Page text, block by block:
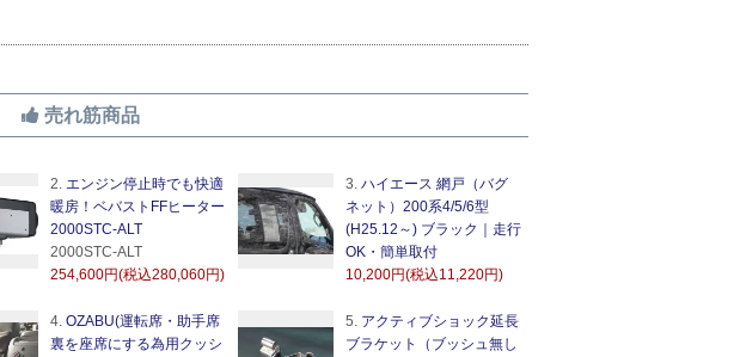
売れ筋商品
2.エンジン停止時でも快適
暖房！ベバストFFヒーター
2000STC-ALT
2000STC-ALT
254,600円(税込280,060円)
3. ハイエース 網戸（バグ
ネット）200系4/5/6型
(H25.12～) ブラック｜走行
OK・簡単取付
10,200円(税込11,220円)
4.OZABU(運転席・助手席
裏を座席にする為用クッシ
5. アクティブショック延長
ブラケット（ブッシュ無し